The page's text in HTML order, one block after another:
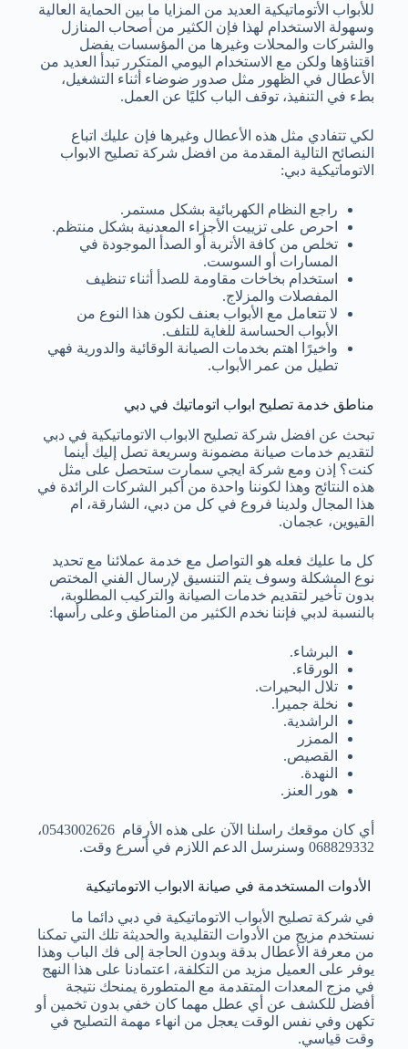
للأبواب الأتوماتيكية العديد من المزايا ما بين الحماية العالية
وسهولة الاستخدام لهذا فإن الكثير من أصحاب المنازل
والشركات والمحلات وغيرها من المؤسسات يفضل
اقتناؤها ولكن مع الاستخدام اليومي المتكرر تبدأ العديد من
الأعطال في الظهور مثل صدور ضوضاء أثناء التشغيل،
بطء في التنفيذ، توقف الباب كليًا عن العمل.
لكي تتفادي مثل هذه الأعطال وغيرها فإن عليك اتباع
النصائح التالية المقدمة من افضل شركة تصليح الابواب
الاتوماتيكية دبي:
راجع النظام الكهربائية بشكل مستمر.
احرص على تزييت الأجزاء المعدنية بشكل منتظم.
تخلص من كافة الأتربة أو الصدأ الموجودة في
المسارات أو السوست.
استخدام بخاخات مقاومة للصدأ أثناء تنظيف
المفصلات والمزلاج.
لا تتعامل مع الأبواب بعنف لكون هذا النوع من
الأبواب الحساسة للغاية للتلف.
واخيرًا اهتم بخدمات الصيانة الوقائية والدورية فهي
تطيل من عمر الأبواب.
مناطق خدمة تصليح ابواب اتوماتيك في دبي
تبحث عن افضل شركة تصليح الابواب الاتوماتيكية في دبي
لتقديم خدمات صيانة مضمونة وسريعة تصل إليك أينما
كنت؟ إذن ومع شركة ايجي سمارت ستحصل على مثل
هذه النتائج وهذا لكوننا واحدة من أكبر الشركات الرائدة في
هذا المجال ولدينا فروع في كل من دبي، الشارقة، ام
القيوين، عجمان.
كل ما عليك فعله هو التواصل مع خدمة عملائنا مع تحديد
نوع المشكلة وسوف يتم التنسيق لإرسال الفني المختص
بدون تأخير لتقديم خدمات الصيانة والتركيب المطلوبة،
بالنسبة لدبي فإننا نخدم الكثير من المناطق وعلى رأسها:
البرشاء.
الورقاء.
تلال البحيرات.
نخلة جميرا.
الراشدية.
الممزر
القصيص.
النهدة.
هور العنز.
أي كان موقعك راسلنا الآن على هذه الأرقام 0543002626،
068829332 وسنرسل الدعم اللازم في أسرع وقت.
الأدوات المستخدمة في صيانة الابواب الاتوماتيكية
في شركة تصليح الأبواب الاتوماتيكية في دبي دائما ما
نستخدم مزيج من الأدوات التقليدية والحديثة تلك التي تمكنا
من معرفة الأعطال بدقة وبدون الحاجة إلى فك الباب وهذا
يوفر على العميل مزيد من التكلفة، اعتمادنا على هذا النهج
في مزج المعدات المتقدمة مع المتطورة يمنحك نتيجة
أفضل للكشف عن أي عطل مهما كان خفي بدون تخمين أو
تكهن وفي نفس الوقت يعجل من انهاء مهمة التصليح في
وقت قياسي.